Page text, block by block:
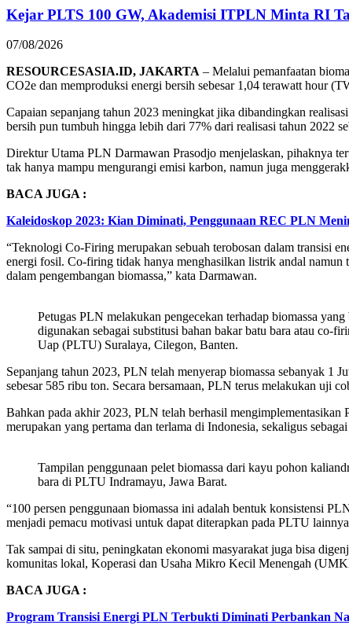
Kejar PLTS 100 GW, Akademisi ITPLN Minta RI
07/08/2026
RESOURCESASIA.ID, JAKARTA – Melalui pemanfaatan
CO2e dan memproduksi energi bersih sebesar 1,04 terawatt hour
Capaian sepanjang tahun 2023 meningkat jika dibandingkan
bersih pun tumbuh hingga lebih dari 77% dari realisasi tahun 2022
Direktur Utama PLN Darmawan Prasodjo menjelaskan, pihaknya
tak hanya mampu mengurangi emisi karbon, namun juga
BACA JUGA :
Kaleidoskop 2023: Kian Diminati, Penggunaan REC PLN
“Teknologi Co-Firing merupakan sebuah terobosan dalam transisi
energi fosil. Co-firing tidak hanya menghasilkan listrik andal
dalam pengembangan biomassa,” kata Darmawan.
Petugas PLN melakukan pengecekan terhadap biomassa
digunakan sebagai substitusi bahan bakar batu bara atau co-
Uap (PLTU) Suralaya, Cilegon, Banten.
Sepanjang tahun 2023, PLN telah menyerap biomassa sebanyak 1
sebesar 585 ribu ton. Secara bersamaan, PLN terus melakukan uji
Bahkan pada akhir 2023, PLN telah berhasil
merupakan yang pertama dan terlama di Indonesia, sekaligus
Tampilan penggunaan pelet biomassa dari kayu pohon
bara di PLTU Indramayu, Jawa Barat.
“100 persen penggunaan biomassa ini adalah bentuk konsistensi
menjadi pemacu motivasi untuk dapat diterapkan pada PLTU
Tak sampai di situ, peningkatan ekonomi masyarakat juga bisa
komunitas lokal, Koperasi dan Usaha Mikro Kecil Menengah
BACA JUGA :
Program Transisi Energi PLN Terbukti Diminati Perbankan